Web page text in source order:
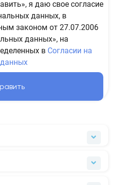
я даю свое согласие
данных, в
законом от 27.07.2006
данных», на
в Согласии на